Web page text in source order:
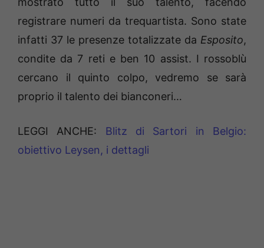
registrare numeri da trequartista. Sono state
infatti 37 le presenze totalizzate da Esposito,
condite da 7 reti e ben 10 assist. I rossoblù
cercano il quinto colpo, vedremo se sarà
proprio il talento dei bianconeri…
LEGGI ANCHE: Blitz di Sartori in Belgio:
obiettivo Leysen, i dettagli